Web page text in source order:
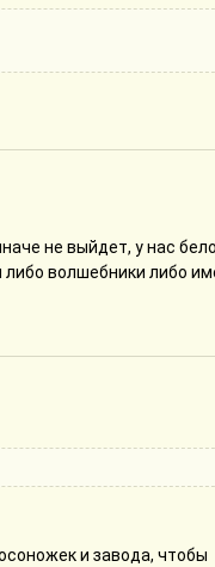
не выйдет, у нас
либо волшебники либо
и завода, чтобы